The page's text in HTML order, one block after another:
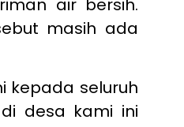
air bersih.
masih ada
kepada seluruh
desa kami ini